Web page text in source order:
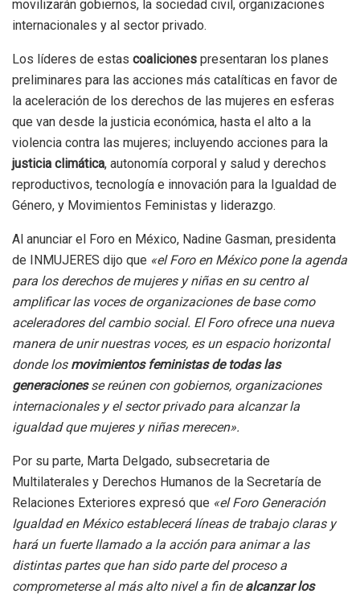
movilizarán gobiernos, la sociedad civil, organizaciones
internacionales y al sector privado.
Los líderes de estas coaliciones presentaran los planes
preliminares para las acciones más catalíticas en favor de
la aceleración de los derechos de las mujeres en esferas
que van desde la justicia económica, hasta el alto a la
violencia contra las mujeres; incluyendo acciones para la
justicia climática, autonomía corporal y salud y derechos
reproductivos, tecnología e innovación para la Igualdad de
Género, y Movimientos Feministas y liderazgo.
Al anunciar el Foro en México, Nadine Gasman, presidenta
de INMUJERES dijo que «el Foro en México pone la agenda
para los derechos de mujeres y niñas en su centro al
amplificar las voces de organizaciones de base como
aceleradores del cambio social. El Foro ofrece una nueva
manera de unir nuestras voces, es un espacio horizontal
donde los movimientos feministas de todas las
generacionesse reúnen con gobiernos, organizaciones
internacionales y el sector privado para alcanzar la
igualdad que mujeres y niñas merecen».
Por su parte, Marta Delgado, subsecretaria de
Multilaterales y Derechos Humanos de la Secretaría de
Relaciones Exteriores expresó que «el Foro Generación
Igualdad en México establecerá líneas de trabajo claras y
hará un fuerte llamado a la acción para animar a las
distintas partes que han sido parte del proceso a
comprometerse al más alto nivel a fin dealcanzar los